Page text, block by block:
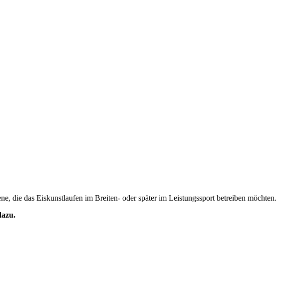
die das Eiskunstlaufen im Breiten- oder später im Leistungssport betreiben möchten.